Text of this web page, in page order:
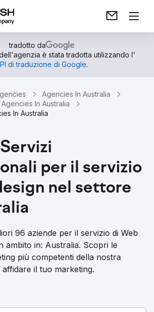
tradotto da
è stata tradotta utilizzando l'
di traduzione di Google.
Agencies In Australia
In Australia
In Australia
per il servizio
nel settore
96 aziende per il servizio di Web
ambito in: Australia. Scopri le
più competenti della nostra
il tuo marketing.